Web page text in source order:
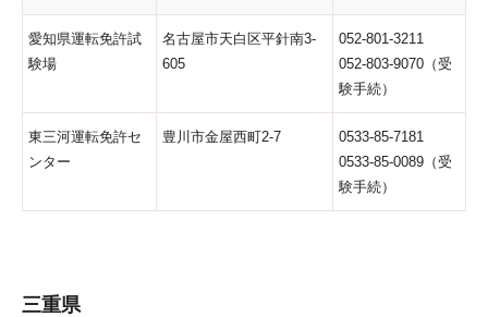
愛知県運転免許試
験場
名古屋市天白区平針南3-
605
052-801-3211
052-803-9070（受
験手続）
東三河運転免許セ
ンター
豊川市金屋西町2-7
0533-85-7181
0533-85-0089（受
験手続）
三重県